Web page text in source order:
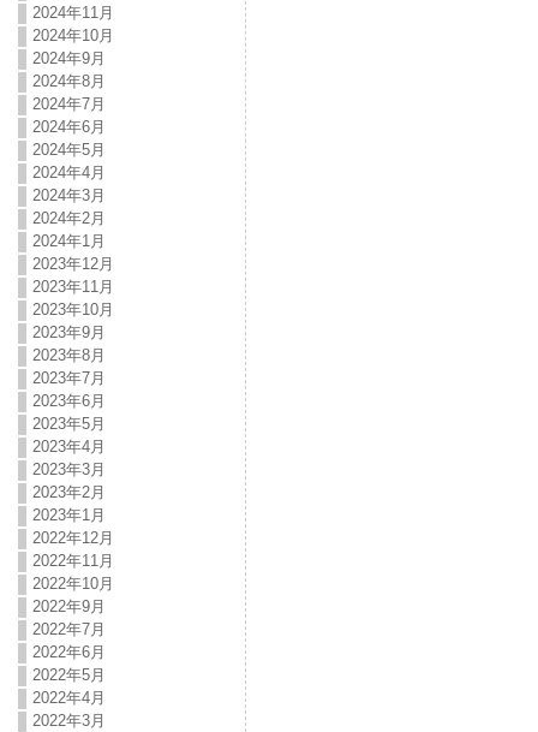
2024年11月
2024年10月
2024年9月
2024年8月
2024年7月
2024年6月
2024年5月
2024年4月
2024年3月
2024年2月
2024年1月
2023年12月
2023年11月
2023年10月
2023年9月
2023年8月
2023年7月
2023年6月
2023年5月
2023年4月
2023年3月
2023年2月
2023年1月
2022年12月
2022年11月
2022年10月
2022年9月
2022年7月
2022年6月
2022年5月
2022年4月
2022年3月